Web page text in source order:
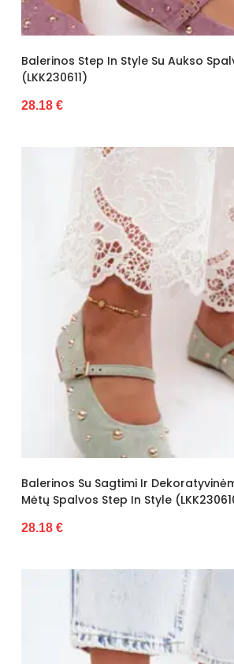
Balerinos Step In Style Su Aukso
(LKK230611)
28.18 €
Balerinos Su Sagtimi Ir
Mėtų Spalvos Step In Style
28.18 €